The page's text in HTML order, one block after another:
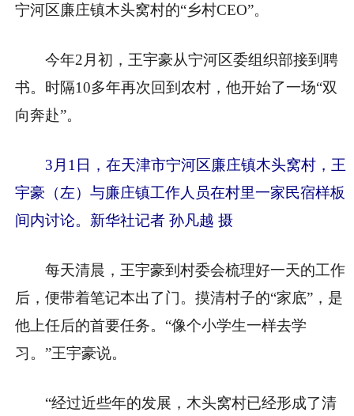
宁河区廉庄镇木头窝村的“乡村CEO”。
今年2月初，王宇豪从宁河区委组织部接到聘
书。时隔10多年再次回到农村，他开始了一场“双
向奔赴”。
3月1日，在天津市宁河区廉庄镇木头窝村，王
宇豪（左）与廉庄镇工作人员在村里一家民宿样板
间内讨论。新华社记者 孙凡越 摄
每天清晨，王宇豪到村委会梳理好一天的工作
后，便带着笔记本出了门。摸清村子的“家底”，是
他上任后的首要任务。“像个小学生一样去学
习。”王宇豪说。
“经过近些年的发展，木头窝村已经形成了清